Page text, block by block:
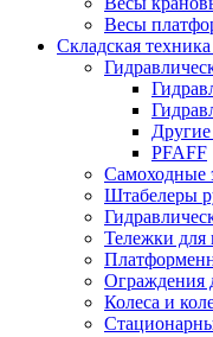
Весы
Складская
PFAFF
Самоходные
Штабелеры
Тележки для
Ограждения
Колеса и